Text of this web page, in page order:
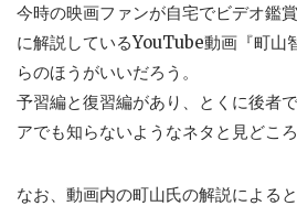
今時の映画ファンが自宅でビデオ鑑
に解説しているYouTube動画『町山
らのほうがいいだろう。
予習編と復習編があり、とくに後者
アでも知らないようなネタと見どころ
なお、動画内の町山氏の解説による